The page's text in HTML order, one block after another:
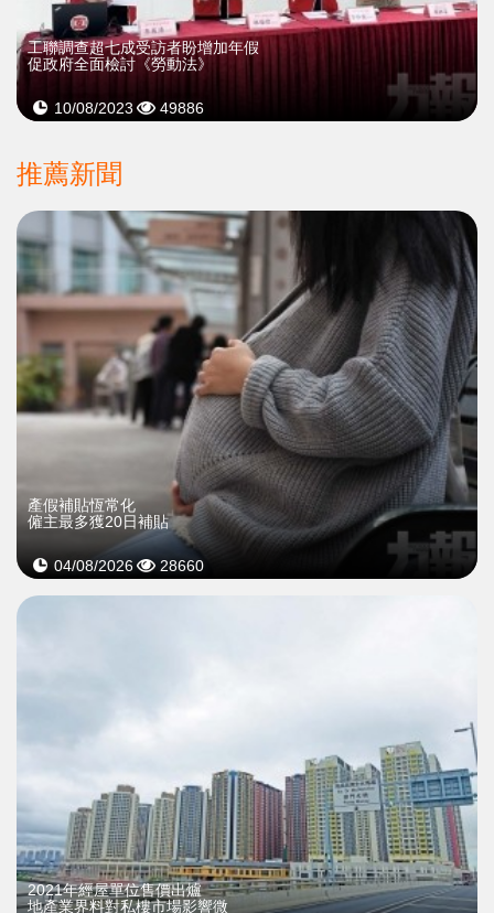
工聯調查超七成受訪者盼增加年假
促政府全面檢討《勞動法》
10/08/2023 49886
推薦新聞
產假補貼恆常化
僱主最多獲20日補貼
04/08/2026 28660
2021年經屋單位售價出爐
地產業界料對私樓市場影響微